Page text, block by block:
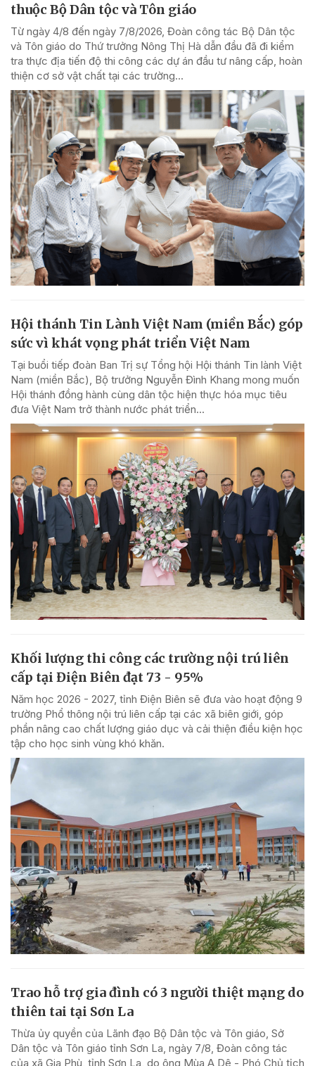
thuộc Bộ Dân tộc và Tôn giáo
Từ ngày 4/8 đến ngày 7/8/2026, Đoàn công tác Bộ Dân tộc
và Tôn giáo do Thứ trưởng Nông Thị Hà dẫn đầu đã đi kiểm
tra thực địa tiến độ thi công các dự án đầu tư nâng cấp, hoàn
thiện cơ sở vật chất tại các trường...
Hội thánh Tin Lành Việt Nam (miền Bắc) góp
sức vì khát vọng phát triển Việt Nam
Tại buổi tiếp đoàn Ban Trị sự Tổng hội Hội thánh Tin lành Việt
Nam (miền Bắc), Bộ trưởng Nguyễn Đình Khang mong muốn
Hội thánh đồng hành cùng dân tộc hiện thực hóa mục tiêu
đưa Việt Nam trở thành nước phát triển...
Khối lượng thi công các trường nội trú liên
cấp tại Điện Biên đạt 73 - 95%
Năm học 2026 - 2027, tỉnh Điện Biên sẽ đưa vào hoạt động 9
trường Phổ thông nội trú liên cấp tại các xã biên giới, góp
phần nâng cao chất lượng giáo dục và cải thiện điều kiện học
tập cho học sinh vùng khó khăn.
Trao hỗ trợ gia đình có 3 người thiệt mạng do
thiên tai tại Sơn La
Thừa ủy quyền của Lãnh đạo Bộ Dân tộc và Tôn giáo, Sở
Dân tộc và Tôn giáo tỉnh Sơn La, ngày 7/8, Đoàn công tác
của xã Gia Phù, tỉnh Sơn La, do ông Mùa A Dê - Phó Chủ tịch